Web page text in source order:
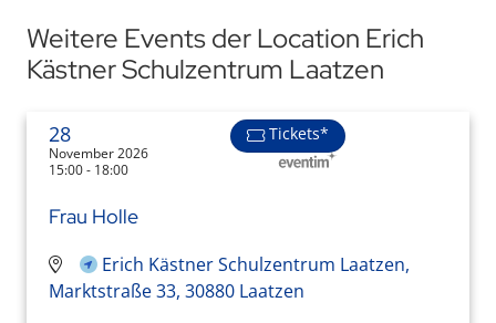
Weitere Events der Location Erich
Kästner Schulzentrum Laatzen
28
November 2026
15:00 - 18:00
Tickets*
Frau Holle
Erich Kästner Schulzentrum Laatzen,
Marktstraße 33, 30880 Laatzen